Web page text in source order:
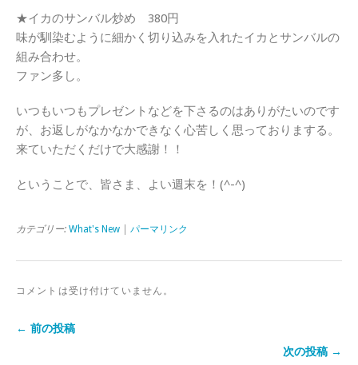
★イカのサンバル炒め 380円
味が馴染むように細かく切り込みを入れたイカとサンバルの
組み合わせ。
ファン多し。
いつもいつもプレゼントなどを下さるのはありがたいのです
が、お返しがなかなかできなく心苦しく思っておりまする。
来ていただくだけで大感謝！！
ということで、皆さま、よい週末を！(^-^)
カテゴリー: What's New パーマリンク
コメントは受け付けていません。
← 前の投稿
次の投稿 →